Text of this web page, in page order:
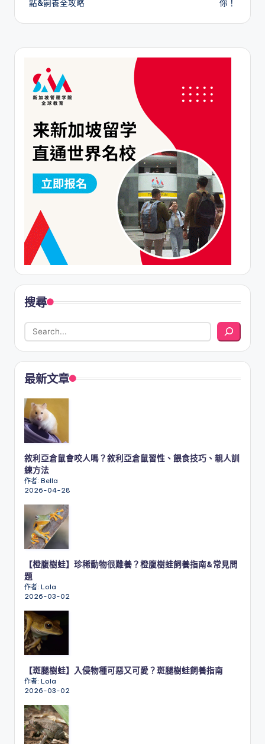
點&飼養全攻略
你！
搜尋
最新文章
敘利亞倉鼠會咬人嗎？敘利亞倉鼠習性、餵食技巧、親人訓
練方法
作者: Bella
2026-04-28
【橙腹樹蛙】珍稀動物很難養？橙腹樹蛙飼養指南&常見問
題
作者: Lola
2026-03-02
【斑腿樹蛙】入侵物種可惡又可愛？斑腿樹蛙飼養指南
作者: Lola
2026-03-02